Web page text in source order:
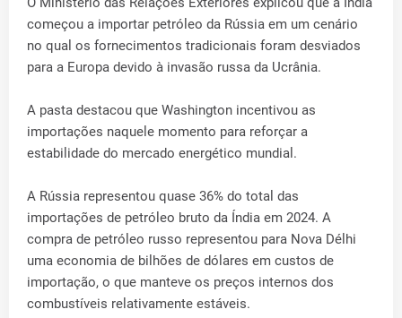
começou a importar petróleo da Rússia em um cenário
no qual os fornecimentos tradicionais foram desviados
para a Europa devido à invasão russa da Ucrânia.
A pasta destacou que Washington incentivou as
importações naquele momento para reforçar a
estabilidade do mercado energético mundial.
A Rússia representou quase 36% do total das
importações de petróleo bruto da Índia em 2024. A
compra de petróleo russo representou para Nova Délhi
uma economia de bilhões de dólares em custos de
importação, o que manteve os preços internos dos
combustíveis relativamente estáveis.